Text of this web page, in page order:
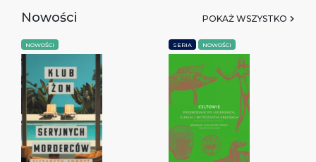
Nowości POKAŻ WSZYSTKO
NOWOŚCI SERIA NOWOŚCI